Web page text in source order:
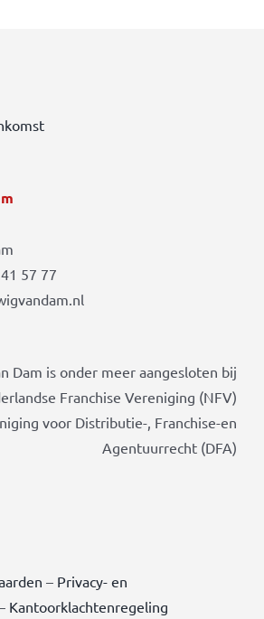
57 77
Dam is onder meer aangesloten bij
Franchise Vereniging (NFV)
voor Distributie-, Franchise-en
Agentuurrecht (DFA)
– Privacy- en
Kantoorklachtenregeling